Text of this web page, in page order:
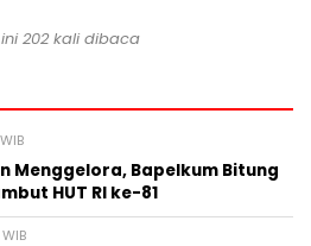
202kali dibaca
Menggelora, Bapelkum Bitung
HUT RI ke-81